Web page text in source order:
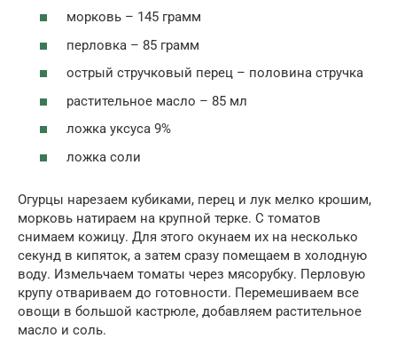
морковь – 145 грамм
перловка – 85 грамм
острый стручковый перец – половина стручка
растительное масло – 85 мл
ложка уксуса 9%
ложка соли
Огурцы нарезаем кубиками, перец и лук мелко крошим,
морковь натираем на крупной терке. С томатов
снимаем кожицу. Для этого окунаем их на несколько
секунд в кипяток, а затем сразу помещаем в холодную
воду. Измельчаем томаты через мясорубку. Перловую
крупу отвариваем до готовности. Перемешиваем все
овощи в большой кастрюле, добавляем растительное
масло и соль.